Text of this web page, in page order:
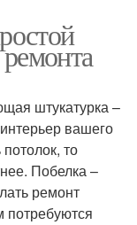
штукатурка –
вашего
то
Побелка –
ремонт
потребуются